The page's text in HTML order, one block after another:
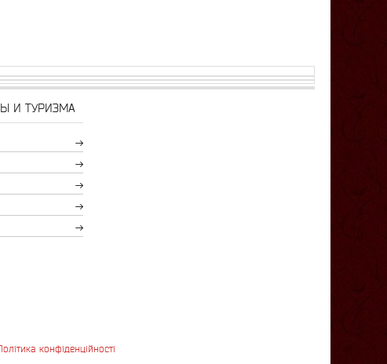
И ТУРИЗМА
конфіденційності